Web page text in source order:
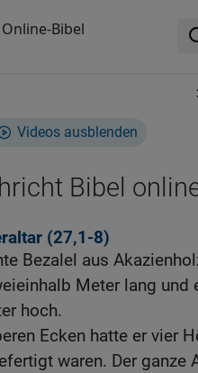
Bibel
Videos ausblenden
Bibel
(27,1-8)
Bezalel aus
Meter lang und
hoch.
Ecken hatte er vier
waren. Der ganze